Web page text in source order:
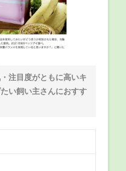
注目度がともに高いキ
い飼い主さんにおすす